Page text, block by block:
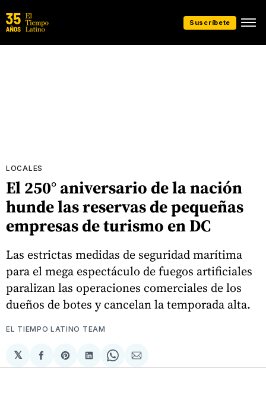
Suscríbete
LOCALES
El 250° aniversario de la nación
hunde las reservas de pequeñas
empresas de turismo en DC
Las estrictas medidas de seguridad marítima
para el mega espectáculo de fuegos artificiales
paralizan las operaciones comerciales de los
dueños de botes y cancelan la temporada alta.
EL TIEMPO LATINO TEAM
𝕏
Compartir
en
Share
on
Compartir
en
Share
on
Compartir
via